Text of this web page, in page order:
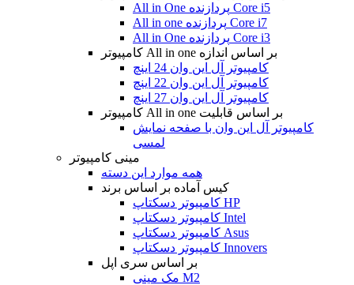
All in One پردازنده Core i5
All in one پردازنده Core i7
All in One پردازنده Core i3
کامپیوتر All in one بر اساس اندازه
کامپیوتر آل این وان 24 اینچ
کامپیوتر آل این وان 22 اینچ
کامپیوتر آل این وان 27 اینچ
کامپیوتر All in one بر اساس قابلیت
کامپیوتر آل این وان با صفحه نمایش
لمسی
مینی کامپیوتر
همه موارد این دسته
کیس آماده بر اساس برند
کامپیوتر دسکتاپ HP
کامپیوتر دسکتاپ Intel
کامپیوتر دسکتاپ Asus
کامپیوتر دسکتاپ Innovers
بر اساس سری اپل
مک مینی M2